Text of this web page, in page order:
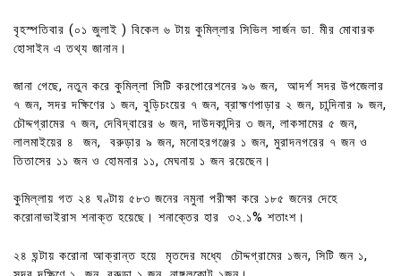
বৃহস্পতিবার (০১ জুলাই ) বিকেল ৬ টায় কুমিল্লার সিভিল সার্জন ডা. মীর মোবারক
হোসাইন এ তথ্য জানান।
জানা গেছে, নতুন করে কুমিল্লা সিটি করপোরেশনের ৯৬ জন, আদর্শ সদর উপজেলার
৭ জন, সদর দক্ষিণের ১ জন, বুড়িচংয়ের ৭ জন, ব্রাহ্মণপাড়ার ২ জন, চান্দিনার ৯ জন,
চৌদ্দগ্রামের ৭ জন, দেবিদ্বারের ৬ জন, দাউদকান্দির ৩ জন, লাকসামের ৫ জন,
লালমাইয়ের ৪ জন, বরুড়ার ৯ জন, মনোহরগঞ্জের ১ জন, মুরাদনগরের ৭ জন ও
তিতাসের ১১ জন ও হোমনার ১১, মেঘনায় ১ জন রয়েছেন।
কুমিল্লায় গত ২৪ ঘণ্টায় ৫৮৩ জনের নমুনা পরীক্ষা করে ১৮৫ জনের দেহে
করোনাভাইরাস শনাক্ত হয়েছে। শনাক্তের হার ৩২.১% শতাংশ।
২৪ ঘন্টায় করোনা আক্রান্ত হয়ে মৃতদের মধ্যে চৌদ্দগ্রামের ১জন, সিটি জন ১,